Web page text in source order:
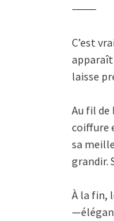
⸻
C’est
laisse
Au fil de
coiffure
sa
grandir.
À la fin,